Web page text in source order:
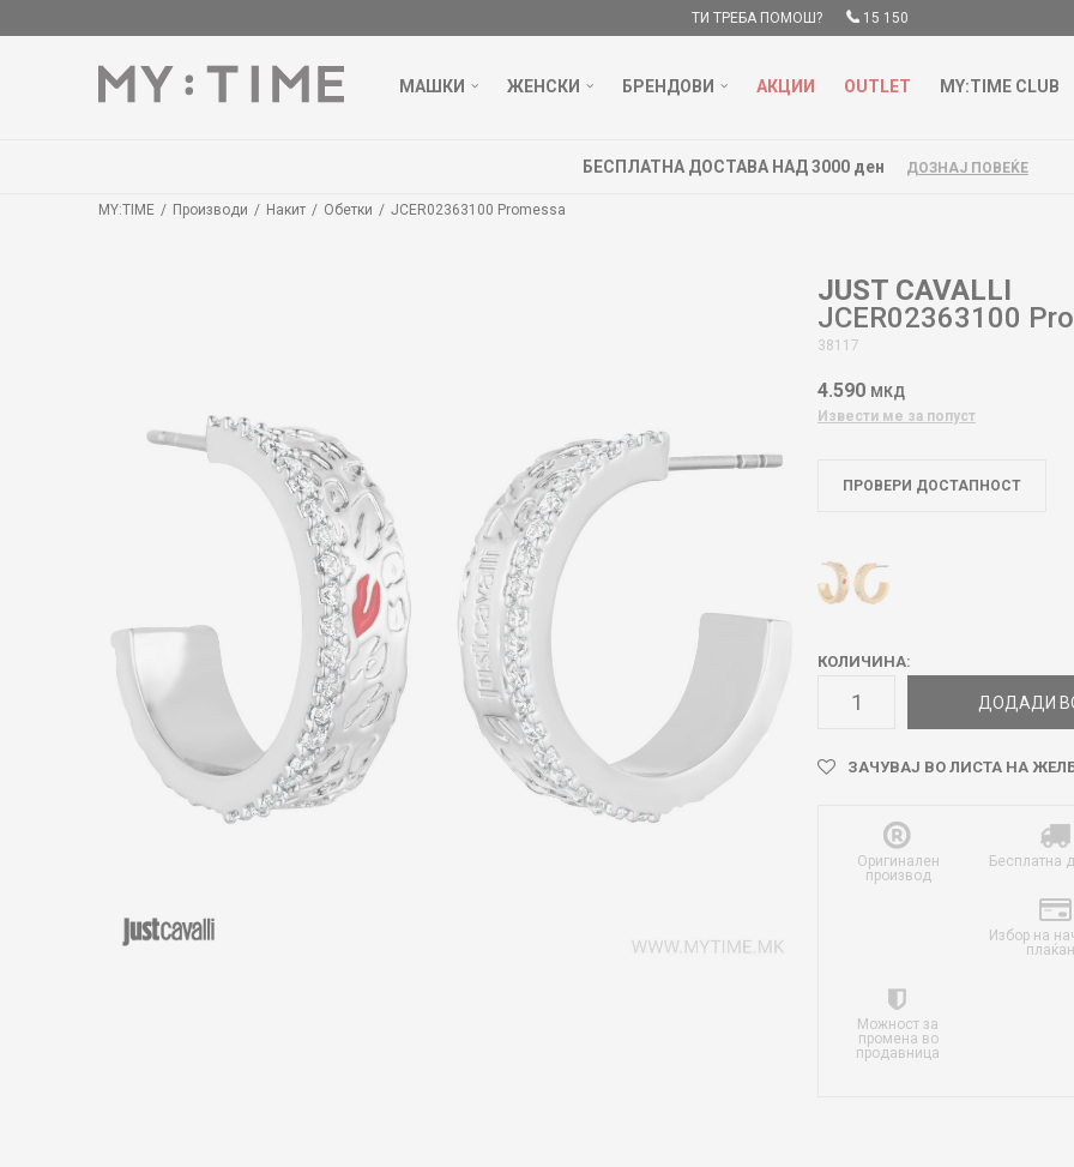
ТИ ТРЕБА ПОМОШ? 15 150
МАШКИ ЖЕНСКИ БРЕНДОВИ АКЦИИ OUTLET MY:TIME CLUB
БЕСПЛАТНА ДОСТАВА НАД 3000 ден ДОЗНАЈ ПОВЕЌЕ
MY:TIME Производи Накит Обетки JCER02363100 Promessa
JUST CAVALLI
JCER02363100
38117
4.590 МКД
Извести ме за попуст
ПРОВЕРИ ДОСТАПНОСТ
КОЛИЧИНА:
ДОДАДИ
ЗАЧУВАЈ ВО ЛИСТА НА
Оригинален
производ
Бесплатна
Избор на
Можност за
промена во
продавница